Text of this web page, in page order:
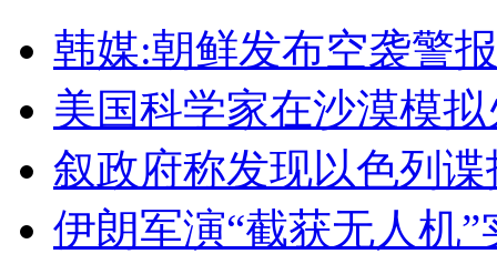
女孩北京地铁殴打老人 痛下狠手拳打脚踢
无痛分娩是否安全 医生回应
外交部：反对强权政治霸凌主义
韩媒:朝鲜发布空袭警
美国科学家在沙漠模
叙政府称发现以色列
伊朗军演“截获无人机